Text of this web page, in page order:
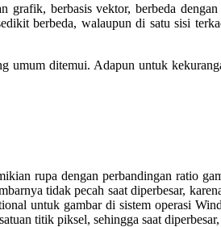
berbasis vektor, berbeda
berbeda, walaupun di satu sisi
umum ditemui. Adapun untuk
rupa dengan perbandingan ratio
tidak pecah saat diperbesar,
untuk gambar di sistem operasi
titik piksel, sehingga saat